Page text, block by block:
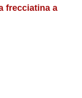
frecciatina a